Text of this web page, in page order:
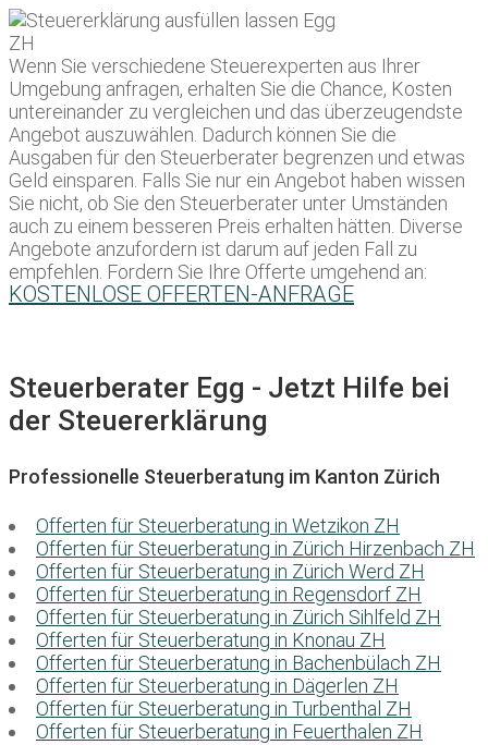
Wenn Sie verschiedene Steuerexperten aus Ihrer
Umgebung anfragen, erhalten Sie die Chance, Kosten
untereinander zu vergleichen und das überzeugendste
Angebot auszuwählen. Dadurch können Sie die
Ausgaben für den Steuerberater begrenzen und etwas
Geld einsparen. Falls Sie nur ein Angebot haben wissen
Sie nicht, ob Sie den Steuerberater unter Umständen
auch zu einem besseren Preis erhalten hätten. Diverse
Angebote anzufordern ist darum auf jeden Fall zu
empfehlen. Fordern Sie Ihre Offerte umgehend an:
KOSTENLOSE OFFERTEN-ANFRAGE
Steuerberater Egg - Jetzt Hilfe bei
der Steuererklärung
Professionelle Steuerberatung im Kanton Zürich
Offerten für Steuerberatung in Wetzikon ZH
Offerten für Steuerberatung in Zürich Hirzenbach ZH
Offerten für Steuerberatung in Zürich Werd ZH
Offerten für Steuerberatung in Regensdorf ZH
Offerten für Steuerberatung in Zürich Sihlfeld ZH
Offerten für Steuerberatung in Knonau ZH
Offerten für Steuerberatung in Bachenbülach ZH
Offerten für Steuerberatung in Dägerlen ZH
Offerten für Steuerberatung in Turbenthal ZH
Offerten für Steuerberatung in Feuerthalen ZH